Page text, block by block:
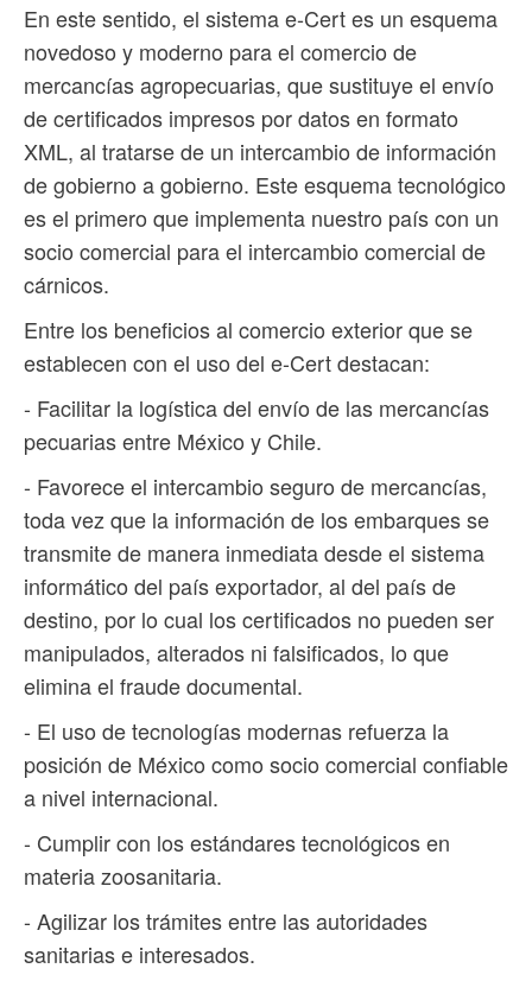
En este sentido, el sistema e-Cert es un esquema
novedoso y moderno para el comercio de
mercancías agropecuarias, que sustituye el envío
de certificados impresos por datos en formato
XML, al tratarse de un intercambio de información
de gobierno a gobierno. Este esquema tecnológico
es el primero que implementa nuestro país con un
socio comercial para el intercambio comercial de
cárnicos.
Entre los beneficios al comercio exterior que se
establecen con el uso del e-Cert destacan:
- Facilitar la logística del envío de las mercancías
pecuarias entre México y Chile.
- Favorece el intercambio seguro de mercancías,
toda vez que la información de los embarques se
transmite de manera inmediata desde el sistema
informático del país exportador, al del país de
destino, por lo cual los certificados no pueden ser
manipulados, alterados ni falsificados, lo que
elimina el fraude documental.
- El uso de tecnologías modernas refuerza la
posición de México como socio comercial confiable
a nivel internacional.
- Cumplir con los estándares tecnológicos en
materia zoosanitaria.
- Agilizar los trámites entre las autoridades
sanitarias e interesados.